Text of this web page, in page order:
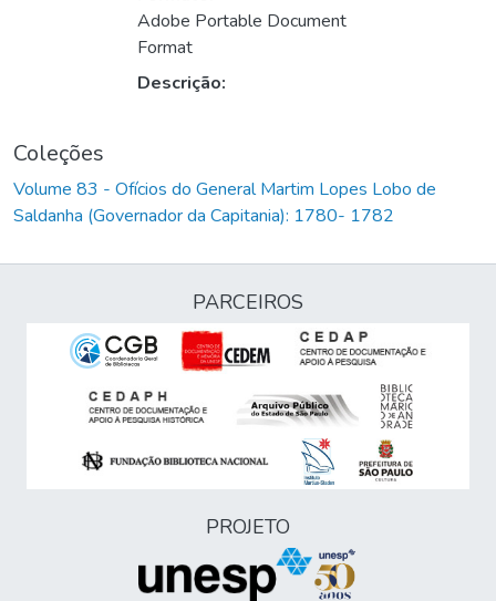
Adobe Portable Document
Format
Descrição:
Coleções
Volume 83 - Ofícios do General Martim Lopes Lobo de
Saldanha (Governador da Capitania): 1780- 1782
PARCEIROS
PROJETO